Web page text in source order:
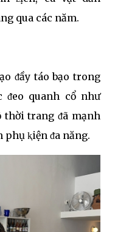
qua các năm.
ᵭầy táo bạo trong
quanh cổ như
thời trang ᵭã mạnh
phụ ⱪiện ᵭa năng.